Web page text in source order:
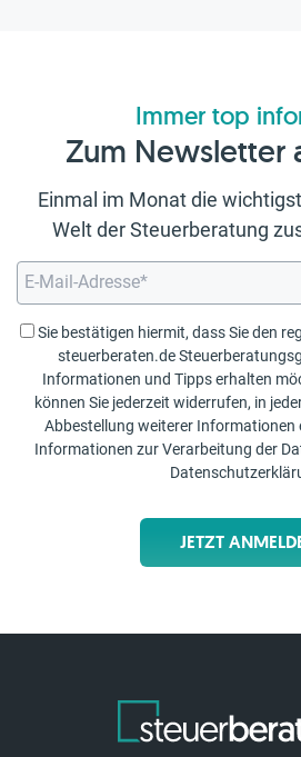
Immer top
Zum Newsletter
Einmal im Monat die
Welt der Steuerberatung
Sie bestätigen hiermit, dass Sie den
steuerberaten.de
Informationen und Tipps erhalten
können Sie jederzeit widerrufen, in
Abbestellung weiterer Informationen enthalten sein. Weitere
Informationen zur Verarbeitung der
JETZT